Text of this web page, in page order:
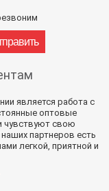
является работа с
оптовые
чувствуют свою
партнеров есть
легкой, приятной и